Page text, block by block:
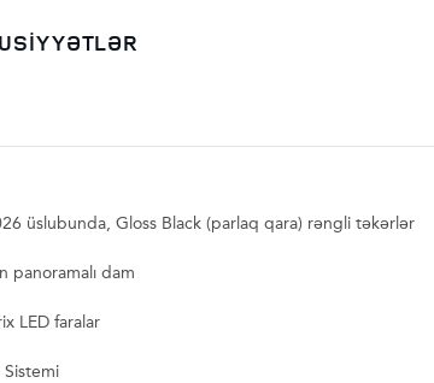
üslubunda, Gloss Black (parlaq qara) rəngli təkərlər
panoramalı dam
LED faralar